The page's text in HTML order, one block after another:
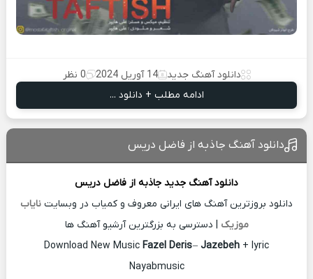
دانلود آهنگ جدید 14 آوریل 2024
0 نظر
ادامه مطلب + دانلود ...
دانلود آهنگ جاذبه از فاضل دریس
دانلود آهنگ جدید جاذبه از فاضل دریس
دانلود بروزترین آهنگ های ایرانی معروف و کمیاب در وبسایت نایاب
موزیک | دسترسی به بزرگترین آرشیو آهنگ ها
Download New Music Fazel Deris– Jazebeh + lyric
Nayabmusic